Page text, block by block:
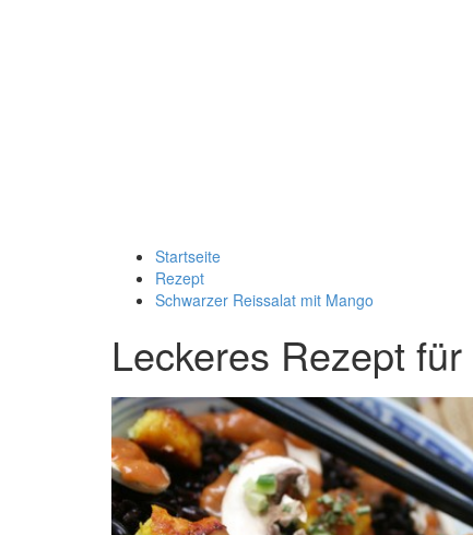
Startseite
Rezept
Schwarzer Reissalat mit Mango
Leckeres Rezept für